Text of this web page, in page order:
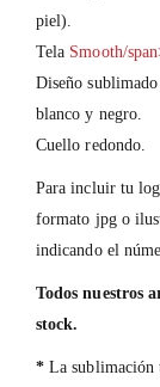
piel).
Tela Smooth/
Diseño
blanco y negro.
Cuello redondo.
Para incluir tu
formato jpg o
indicando el
Todos nuestros
stock.
* La sublimación